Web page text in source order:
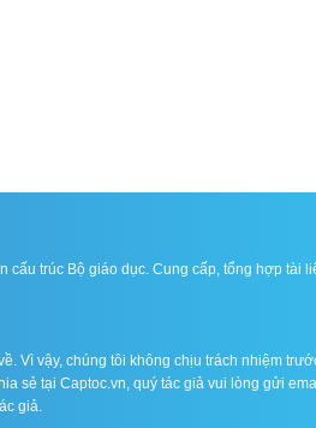
cấu trúc Bộ giáo dục. Cung cấp, tổng hợp tài
Vì vậy, chúng tôi không chịu trách nhiệm
sẻ tại Captoc.vn, quý tác giả vui lòng gửi
giả.